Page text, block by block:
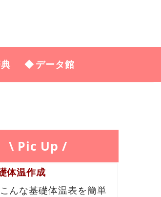
データ館
\ Pic Up /
体温作成
んな基礎体温表を簡単